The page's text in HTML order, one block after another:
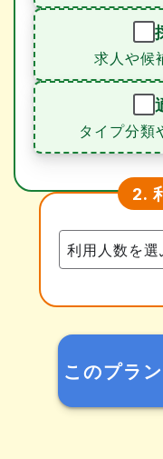
求人や候
タイプ分類
2.
このプラ